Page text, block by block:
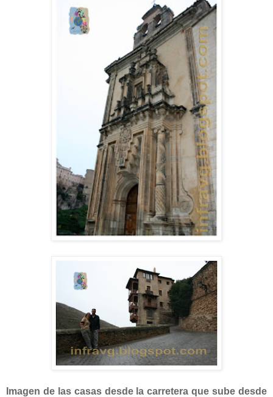
Imagen de las casas desde la carretera que sube desde